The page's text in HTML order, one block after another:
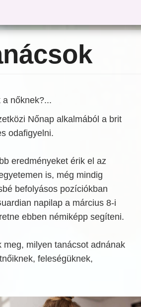
a nőknek?...
Nőnap alkalmából a brit
odafigyelni.
eredményeket érik el az
is, még mindig
befolyásos pozíciókban
napilap a március 8-i
ebben némiképp segíteni.
milyen tanácsot adnának
feleségüknek,